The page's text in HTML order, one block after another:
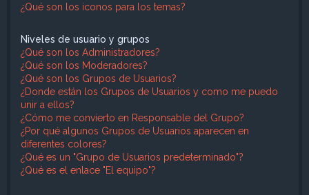
¿Qué son los iconos para los temas?
Niveles de usuario y grupos
¿Qué son los Administradores?
¿Qué son los Moderadores?
¿Qué son los Grupos de Usuarios?
¿Donde están los Grupos de Usuarios y como me puedo
unir a ellos?
¿Cómo me convierto en Responsable del Grupo?
¿Por qué algunos Grupos de Usuarios aparecen en
diferentes colores?
¿Qué es un "Grupo de Usuarios predeterminado"?
¿Qué es el enlace "El equipo"?